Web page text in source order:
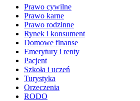
Prawo cywilne
Prawo karne
Prawo rodzinne
Rynek i konsument
Domowe finanse
Emerytury i renty
Pacjent
Szkoła i uczeń
Turystyka
Orzeczenia
RODO